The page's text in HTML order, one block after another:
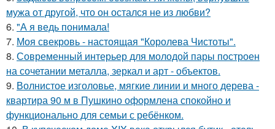
мужа от другой, что он остался не из любви?
6. "А я ведь понимала!
7. Моя свекровь - настоящая "Королева Чистоты".
8. Современный интерьер для молодой пары построен
на сочетании металла, зеркал и арт - объектов.
9. Волнистое изголовье, мягкие линии и много дерева -
квартира 90 м в Пушкино оформлена спокойно и
функционально для семьи с ребёнком.